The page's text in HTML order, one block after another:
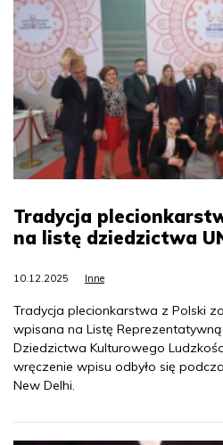
Tradycja
na listę dziedzictwa
10.12.2025 Inne
Tradycja plecionkarstwa z Polski
wpisana na Listę
Dziedzictwa Kulturowego
wręczenie wpisu odbyło się
New Delhi.